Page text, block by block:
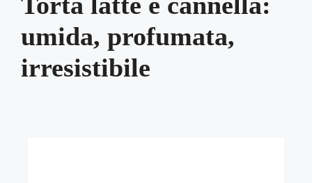
umida, profumata,
irresistibile